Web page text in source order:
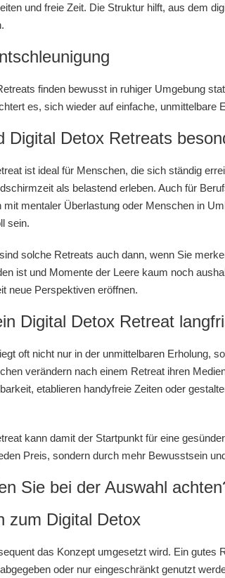
und freie Zeit. Die Struktur hilft, aus dem
finden bewusst in ruhiger Umgebung
es, sich wieder auf einfache, unmittelbare
Digital Detox Retreats
ist ideal für Menschen, die sich ständig
als belastend erleben. Auch für
mit mentaler Überlastung oder Menschen in
sein.
solche Retreats auch dann, wenn Sie
ist und Momente der Leere kaum noch
neue Perspektiven eröffnen.
Digital Detox Retreat
oft nicht nur in der unmittelbaren Erholung,
verändern nach einem Retreat ihren
etablieren handyfreie Zeiten oder
kann damit der Startpunkt für eine
Preis, sondern durch mehr Bewusstsein
Sie bei der Auswahl
zum Digital Detox
das Konzept umgesetzt wird. Ein gutes
oder nur eingeschränkt genutzt